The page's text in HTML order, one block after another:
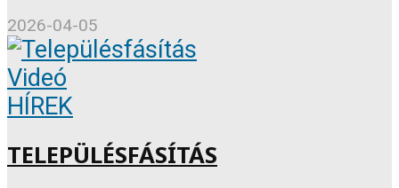
2026-04-05
Videó
HÍREK
TELEPÜLÉSFÁSÍTÁS